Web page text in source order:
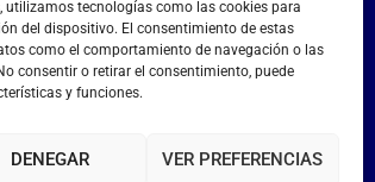
utilizamos tecnologías como las cookies para
del dispositivo. El consentimiento de estas
como el comportamiento de navegación o las
consentir o retirar el consentimiento, puede
y funciones.
DENEGAR VER PREFERENCIAS